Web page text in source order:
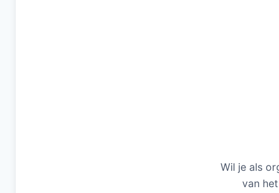
Wil je als
van